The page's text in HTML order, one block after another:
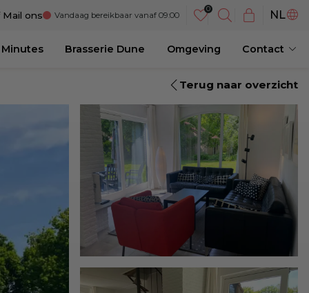
Mail ons Vandaag bereikbaar vanaf 09:00 NLDE
EN
Brasserie Dune Omgeving Contact
Terug naar overzicht